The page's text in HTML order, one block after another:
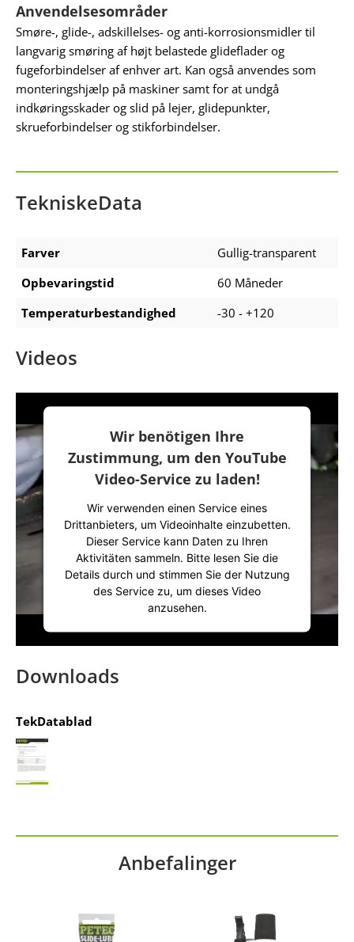
Anvendelsesområder
Smøre-, glide-, adskillelses- og anti-korrosionsmidler til
langvarig smøring af højt belastede glideflader og
fugeforbindelser af enhver art. Kan også anvendes som
monteringshjælp på maskiner samt for at undgå
indkøringsskader og slid på lejer, glidepunkter,
skrueforbindelser og stikforbindelser.
TekniskeData
Farver
Gullig-transparent
Opbevaringstid
60 Måneder
Temperaturbestandighed
-30 - +120
Videos
Wir benötigen Ihre
Zustimmung, um den YouTube
Video-Service zu laden!
Wir verwenden einen Service eines
Drittanbieters, um Videoinhalte einzubetten.
Dieser Service kann Daten zu Ihren
Aktivitäten sammeln. Bitte lesen Sie die
Details durch und stimmen Sie der Nutzung
des Service zu, um dieses Video
anzusehen.
powered by
Downloads
TekDatablad
Anbefalinger